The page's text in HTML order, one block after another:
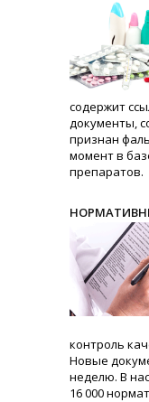
содержит
документы,
признан
момент в
препаратов.
контроль
Новые
неделю. В
16 000